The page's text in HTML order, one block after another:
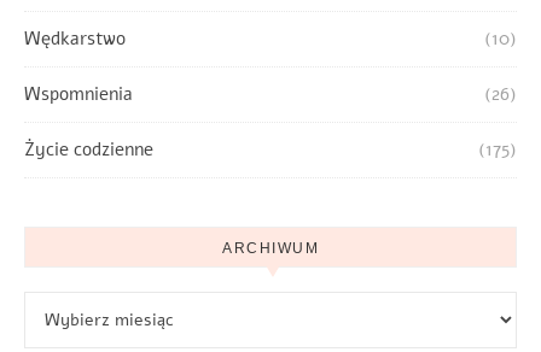
Wędkarstwo (10)
Wspomnienia (26)
Życie codzienne (175)
ARCHIWUM